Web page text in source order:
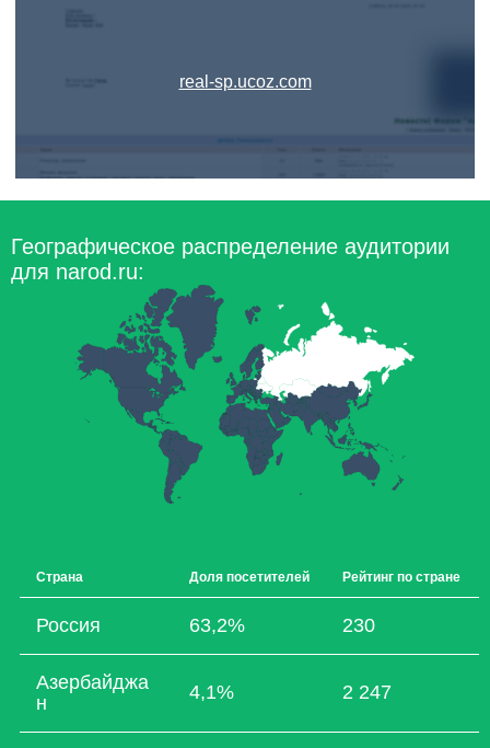
real-sp.ucoz.com
Географическое распределение аудитории
для narod.ru:
Страна Доля посетителей Рейтинг по стране
Россия 63,2% 230
Азербайджа
н
4,1% 2 247